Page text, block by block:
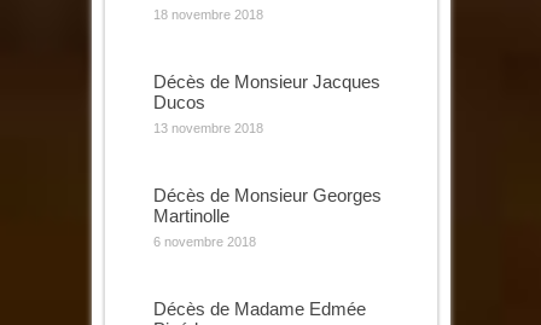
18 novembre 2018
Décès de Monsieur Jacques
Ducos
13 novembre 2018
Décès de Monsieur Georges
Martinolle
6 novembre 2018
Décès de Madame Edmée